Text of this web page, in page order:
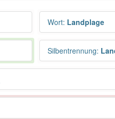
Wort: Landplage
Silbentrennung: